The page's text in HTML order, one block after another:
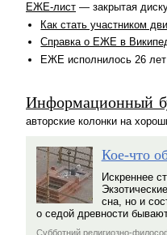
ЕЖЕ-лист — закрытая
Как стать участником
Справка о ЕЖЕ в
ЕЖЕ исполнилось 26
Информационный
авторские колонки на
Кое-что
Искреннее
сна, но и
о седой древности
Субботний религиозно-